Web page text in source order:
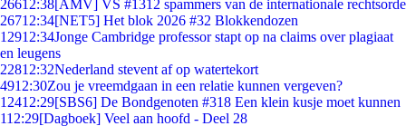
26612:38[AMV] VS #1312 spammers van de internationale rechtsorde
26712:34[NET5] Het blok 2026 #32 Blokkendozen
12912:34Jonge Cambridge professor stapt op na claims over plagiaat
en leugens
22812:32Nederland stevent af op watertekort
4912:30Zou je vreemdgaan in een relatie kunnen vergeven?
12412:29[SBS6] De Bondgenoten #318 Een klein kusje moet kunnen
112:29[Dagboek] Veel aan hoofd - Deel 28